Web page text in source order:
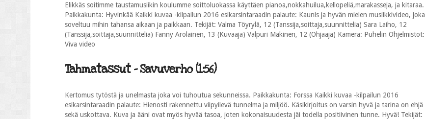
Elikkäs soitimme taustamusiikin koulumme soittoluokassa käyttäen pianoa,nokkahuilua,kellopeliä,marakasseja, ja kitaraa.
Paikkakunta: Hyvinkää Kaikki kuvaa -kilpailun 2016 esikarsintaraadin palaute: Kaunis ja hyvän mielen musiikkivideo, joka
soveltuu mihin tahansa aikaan ja paikkaan. Tekijät: Valma Töyrylä, 12 (Tanssija,soittaja,suunnittelia) Sara Laiho, 12
(Tanssija,soittaja,suunnittelia) Fanny Arolainen, 13 (Kuvaaja) Valpuri Mäkinen, 12 (Ohjaaja) Kamera: Puhelin Ohjelmistot:
Viva video
Tahmatassut - Savuverho (1:56)
Kertomus tytöstä ja unelmasta joka voi tuhoutua sekunneissa. Paikkakunta: Forssa Kaikki kuvaa -kilpailun 2016
esikarsintaraadin palaute: Hienosti rakennettu viipyilevä tunnelma ja miljöö. Käsikirjoitus on varsin hyvä ja tarina on ehjä
sekä uskottava. Kuva ja ääni ovat myös hyvää tasoa, joten kokonaisuudesta jäi todella positiivinen tunne. Hyvä! Tekijät: